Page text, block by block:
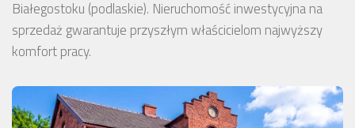
Białegostoku (podlaskie). Nieruchomość inwestycyjna na
sprzedaż gwarantuje przyszłym właścicielom najwyższy
komfort pracy.